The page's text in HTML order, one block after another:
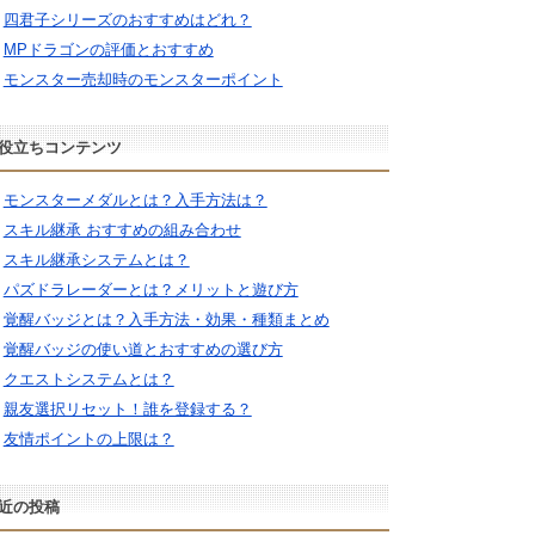
四君子シリーズのおすすめはどれ？
MPドラゴンの評価とおすすめ
モンスター売却時のモンスターポイント
立ちコンテンツ
モンスターメダルとは？入手方法は？
スキル継承 おすすめの組み合わせ
スキル継承システムとは？
パズドラレーダーとは？メリットと遊び方
覚醒バッジとは？入手方法・効果・種類まとめ
覚醒バッジの使い道とおすすめの選び方
クエストシステムとは？
親友選択リセット！誰を登録する？
友情ポイントの上限は？
の投稿